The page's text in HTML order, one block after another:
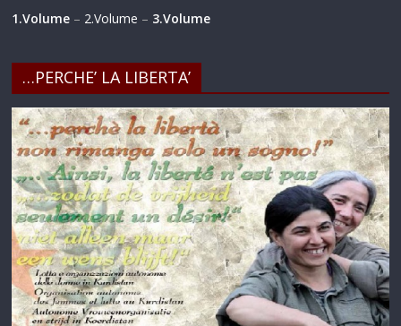
1.Volume – 2.Volume – 3.Volume
…PERCHE’ LA LIBERTA’